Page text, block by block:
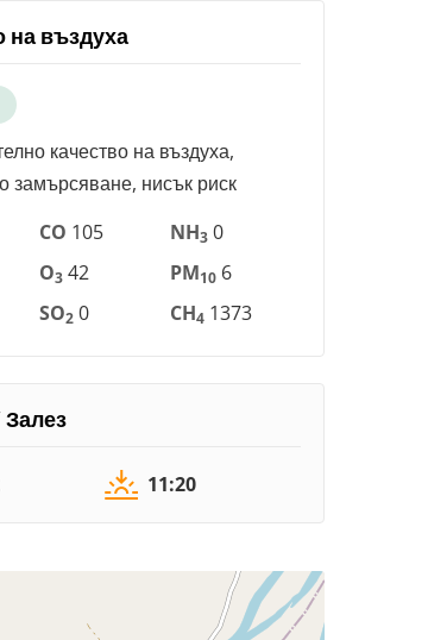
на въздуха
качество на въздуха,
замърсяване, нисък риск
CO 105 NH3 0
O3 42 PM10 6
SO2 0 CH4 1373
11:20